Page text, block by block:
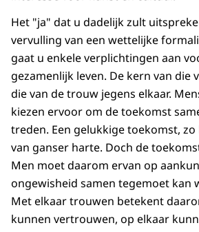
Het "ja" dat u dadelijk zult
vervulling van een wettelijke
gaat u enkele verplichtingen aan
gezamenlijk leven. De kern van die
die van de trouw jegens elkaar.
kiezen ervoor om de toekomst
treden. Een gelukkige toekomst,
van ganser harte. Doch de
Men moet daarom ervan op
ongewisheid samen tegemoet kan
Met elkaar trouwen betekent
kunnen vertrouwen, op elkaar